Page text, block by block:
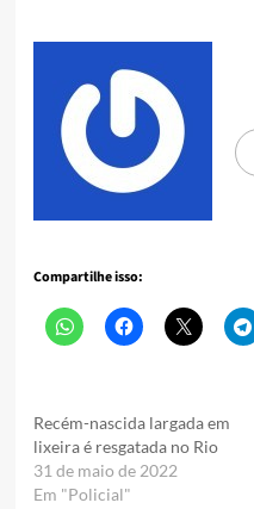
Compartilhe isso:
Recém-nascida largada em
lixeira é resgatada no Rio
31 de maio de 2022
Em "Policial"